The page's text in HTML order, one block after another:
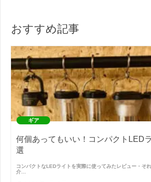
おすすめ記事
ギア
何個あってもいい！コンパクトLED
選
コンパクトなLEDライトを実際に使ってみたレビュー・そ
介…